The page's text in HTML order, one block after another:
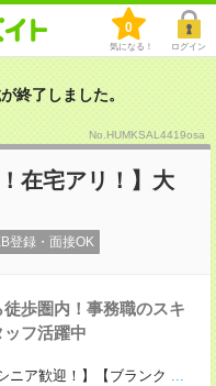
0
気になる！ ログイン
終了しました。
No.HUMKSAL4419osa
在宅アリ！】大
登録・面接OK
歩圏内！事務職のスキ
フ活躍中
ニア歓迎！】【ブランク ...